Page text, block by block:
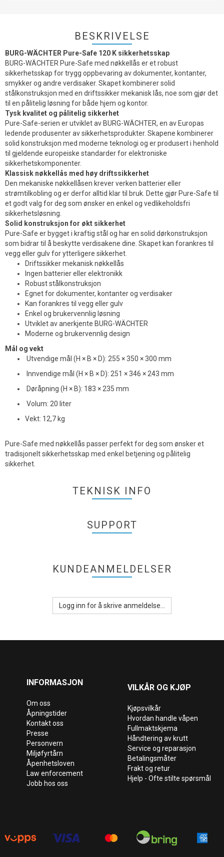
BESKRIVELSE
BURG-WÄCHTER Pure-Safe 120 K sikkerhetsskap
BURG-WÄCHTER Pure-Safe med nøkkellås er et robust
sikkerhetsskap for trygg oppbevaring av dokumenter, kontanter,
smykker og andre verdisaker. Skapet kombinerer solid
stålkonstruksjon med en driftssikker mekanisk lås, noe som gjør det
til en pålitelig løsning for både hjem og kontor.
Tysk kvalitet og pålitelig sikkerhet
Pure-Safe-serien er utviklet av BURG-WÄCHTER, en av Europas
ledende produsenter av sikkerhetsprodukter. Skapene kombinerer
solid konstruksjon med moderne teknologi og er produsert i henhold
til gjeldende europeiske standarder for elektroniske
sikkerhetskomponenter.
Klassisk nøkkellås med høy driftssikkerhet
Den mekaniske nøkkellåsen krever verken batterier eller
strømtilkobling og er derfor alltid klar til bruk. Dette gjør Pure-Safe til
et godt valg for deg som ønsker en enkel og vedlikeholdsfri
sikkerhetsløsning.
Solid konstruksjon for økt sikkerhet
Pure-Safe er bygget i kraftig stål og har en solid dørkonstruksjon
som bidrar til å beskytte verdisakene dine. Skapet kan forankres til
vegg eller gulv for ytterligere sikkerhet.
Driftssikker mekanisk nøkkellås
Ingen batterier eller elektronikk
Robust stålkonstruksjon
Egnet for dokumenter, kontanter og verdisaker
Kan forankres til vegg eller gulv
Enkel og brukervennlig løsning
Utviklet av anerkjente BURG-WÄCHTER
Moderne og brukervennlig design
Mål og vekt
Utvendige mål (H × B × D): 255 × 350 × 300 mm
Innvendige mål (H × B × D): 251 × 346 × 243 mm
Døråpning (H × B): 183 × 235 mm
Volum: 20 liter
Vekt: 12,7 kg
Pure-Safe med nøkkellås passer perfekt for deg som ønsker et
tradisjonelt sikkerhetsskap med enkel betjening og pålitelig
sikkerhet.
TEKNISK INFO
SUPPORT
KUNDEANMELDELSER
Logg inn for å skrive anmeldelse...
INFORMASJON
Om oss
Åpningstider
Kontakt oss
Presse
Personvern
Miljøfyrtårn
Åpenhetsloven
Law enforcement
Jobb hos oss
VILKÅR OG KJØP
Kjøpsvilkår
Hvordan handle våpen
Fullmaktskjema
Håndtering av krutt
Service og reparasjon
Betalingsmåter
Frakt og retur
Hjelp - Ofte stilte spørsmål